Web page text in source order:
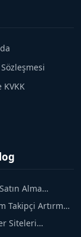
Sözleşmesi
KVKK
Alma
SEO İçin
Takipçi Artırma
Organik Büyüme
Siteleri